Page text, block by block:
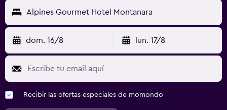
Alpines Gourmet Hotel Montanara
dom. 16/8 lun. 17/8
Recibir las ofertas especiales de momondo